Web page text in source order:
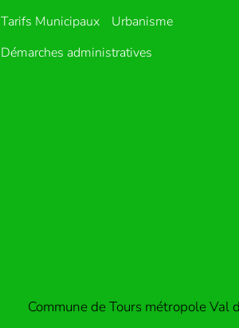
Tarifs Municipaux
Urbanisme
Démarches administratives
Commune de Tours métropole Val